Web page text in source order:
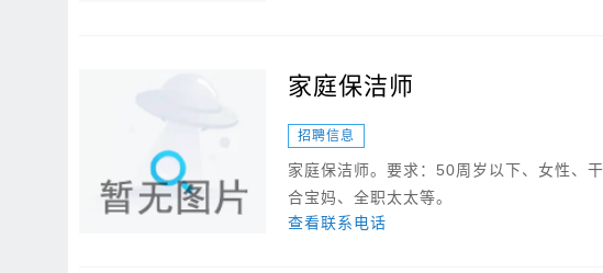
家庭保洁师
招聘信息
家庭保洁师。要求：50周岁以下、女性、
合宝妈、全职太太等。
查看联系电话